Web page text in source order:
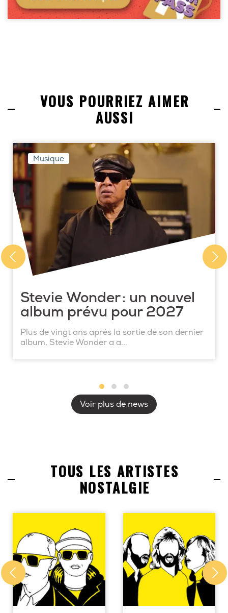
VOUS POURRIEZ AIMER
AUSSI
Musique
Stevie Wonder : un nouvel
album prévu pour 2027
Plus de vingt ans après la sortie de son dernier
album, Stevie Wonder a a...
Voir plus de news
TOUS LES ARTISTES
NOSTALGIE